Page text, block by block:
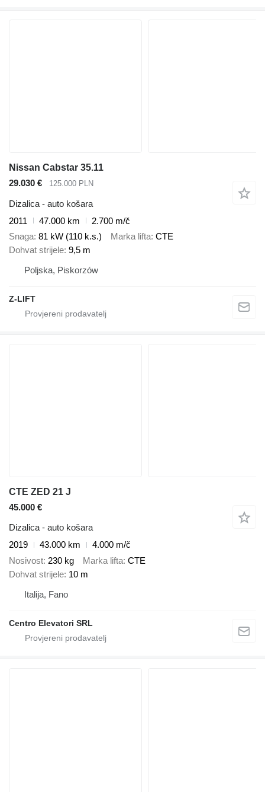
Nissan Cabstar 35.11
29.030 €
125.000 PLN
Dizalica - auto košara
2011
47.000 km
2.700 m/č
Snaga 81 kW (110 k.s.) Marka lifta CTE
Dohvat strijele 9,5 m
Poljska, Piskorzów
Z-LIFT
CTE ZED 21 J
45.000 €
Dizalica - auto košara
2019
43.000 km
4.000 m/č
Nosivost 230 kg Marka lifta CTE
Dohvat strijele 10 m
Italija, Fano
Centro Elevatori SRL